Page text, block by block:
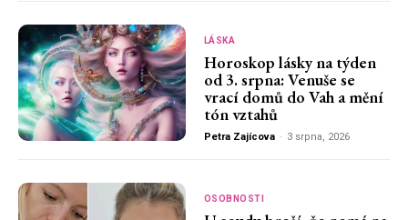
LÁSKA
Horoskop lásky na týden
od 3. srpna: Venuše se
vrací domů do Vah a mění
tón vztahů
Petra Zajícova - 3 srpna, 2026
OSOBNOSTI